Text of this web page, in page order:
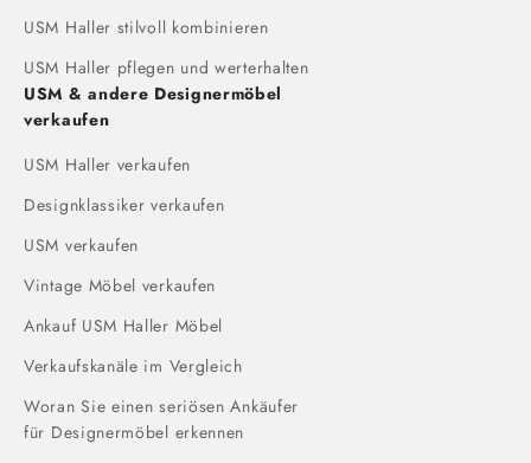
USM Haller stilvoll kombinieren
USM Haller pflegen und werterhalten
USM & andere Designermöbel
verkaufen
USM Haller verkaufen
Designklassiker verkaufen
USM verkaufen
Vintage Möbel verkaufen
Ankauf USM Haller Möbel
Verkaufskanäle im Vergleich
Woran Sie einen seriösen Ankäufer
für Designermöbel erkennen